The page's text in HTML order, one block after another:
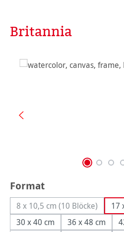
Britannia
Bildergalerie überspringen
Formatauswählen
8 x 10,5 cm (10 Blöcke)
(Diese Option ist17
30 x 40 cm
36 x 48 cm